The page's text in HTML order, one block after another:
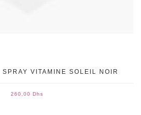
VITAMINE SOLEIL NOIR
260,00 Dhs